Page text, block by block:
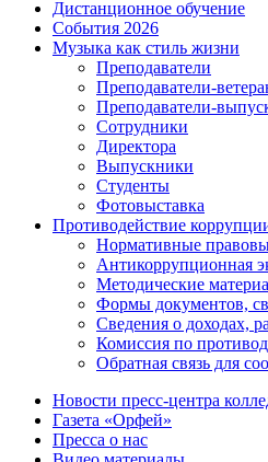
Дистанционное обучение
События 2026
Музыка как стиль жизни
Преподаватели
Преподаватели-
Преподаватели-
Сотрудники
Директора
Выпускники
Студенты
Фотовыставка
Противодействие
Нормативные
Антикоррупционная
Методические
Формы документов,
Сведения о доходах,
Комиссия по
Обратная связь для
Новости пресс-центра
Газета «Орфей»
Пресса о нас